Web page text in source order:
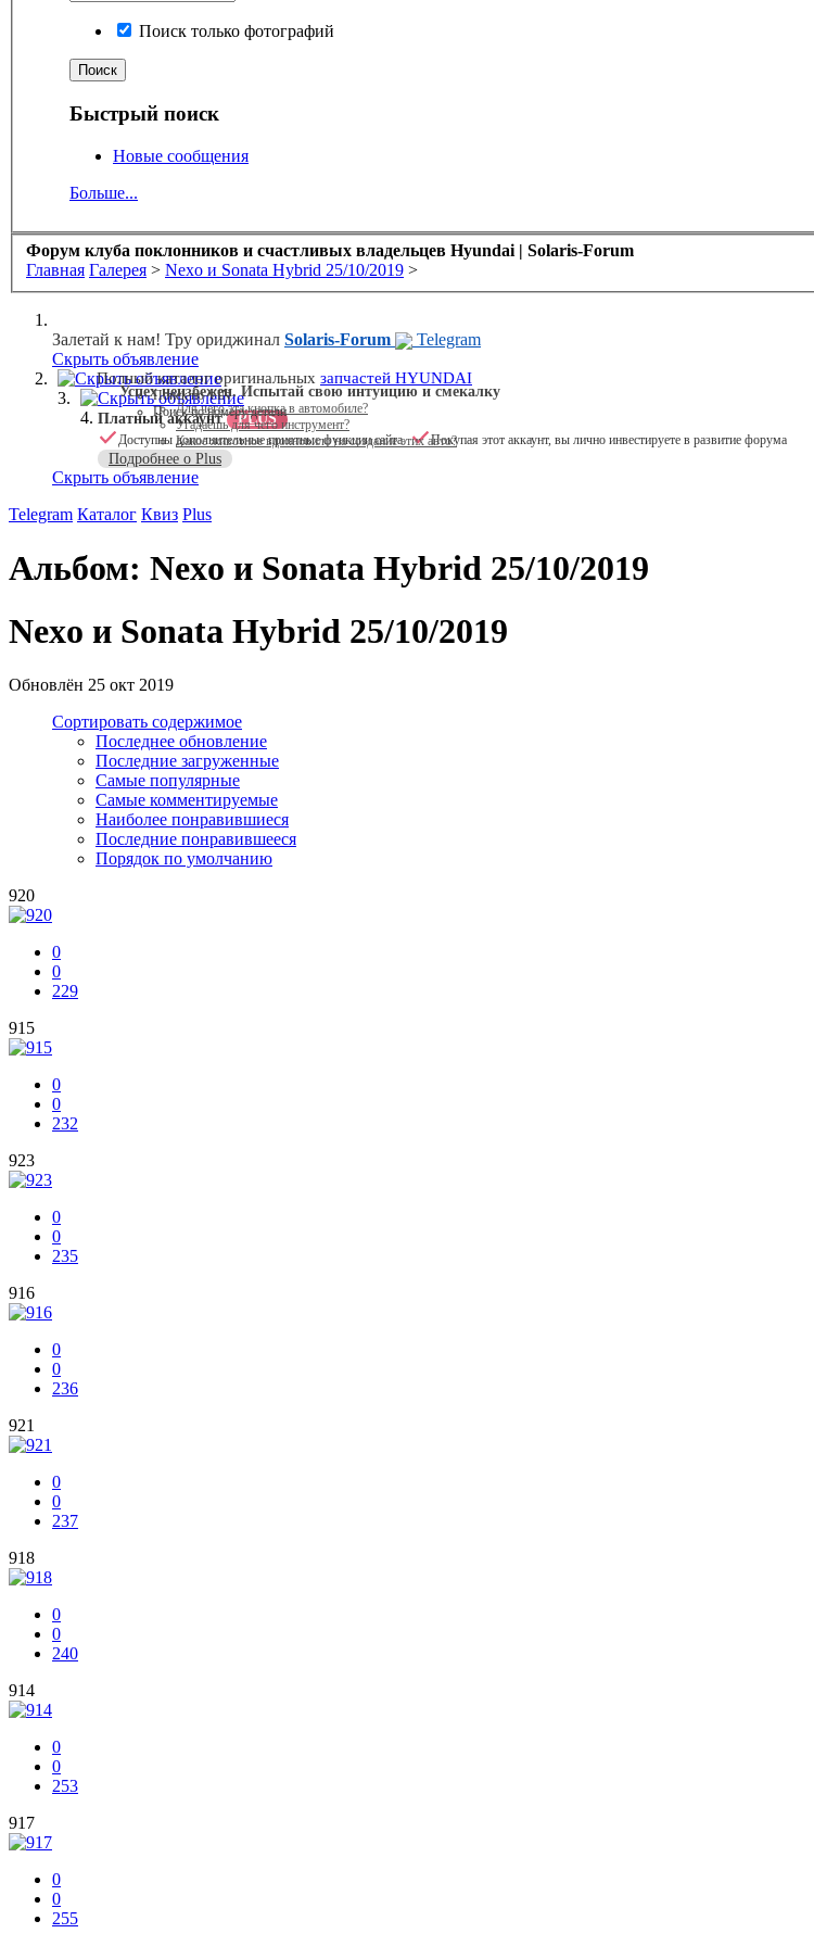
Поиск только фотографий
Быстрый поиск
Новые сообщения
Больше...
Форум клуба поклонников и счастливых владельцев Hyundai | Solaris-Forum
Главная Галерея > Nexo и Sonata Hybrid 25/10/2019 >
Залетай к нам! Тру ориджинал Solaris-Forum
Telegram
Скрыть объявление
Полный каталог оригинальных запчастей HYUNDAI
Поиск по VIN
Поиск по номеру детали
Скрыть объявление
Успех неизбежен. Испытай свою интуицию и смекалку
Для чего эта кнопка в автомобиле?
Угадаешь для чего инструмент?
Какое животное вдохновило на создание этих авто?
Скрыть объявление
Платный аккаунт PLUS
Доступны дополнительные приятные функции сайта Покупая этот аккаунт, вы лично инвестируете в развитие форума
Подробнее о Plus
Скрыть объявление
Telegram Каталог Квиз Plus
Альбом: Nexo и Sonata Hybrid 25/10/2019
Nexo и Sonata Hybrid 25/10/2019
Обновлён 25 окт 2019
Сортировать содержимое
Последнее обновление
Последние загруженные
Самые популярные
Самые комментируемые
Наиболее понравившиеся
Последние понравившееся
Порядок по умолчанию
920
0
0
229
915
0
0
232
923
0
0
235
916
0
0
236
921
0
0
237
918
0
0
240
914
0
0
253
917
0
0
255